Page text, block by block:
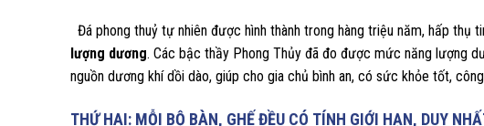
Đá phong thuỷ tự nhiên được hình thành trong hàng triệu năm, hấp thụ
lượng dương. Các bậc thầy Phong Thủy đã đo được mức năng lượng
nguồn dương khí dồi dào, giúp cho gia chủ bình an, có sức khỏe tốt,
THỨ HAI: MỖI BỘ BÀN, GHẾ ĐỀU CÓ TÍNH GIỚI HẠN, DUY